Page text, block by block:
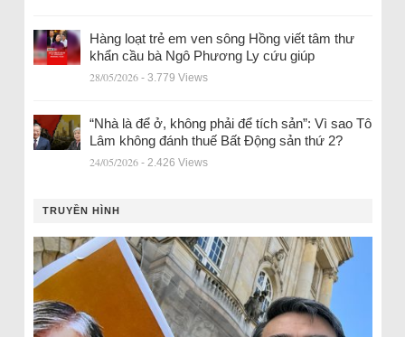
Hàng loạt trẻ em ven sông Hồng viết tâm thư
khẩn cầu bà Ngô Phương Ly cứu giúp
28/05/2026 - 3.779 Views
“Nhà là để ở, không phải để tích sản”: Vì sao Tô
Lâm không đánh thuế Bất Động sản thứ 2?
24/05/2026 - 2.426 Views
TRUYỀN HÌNH